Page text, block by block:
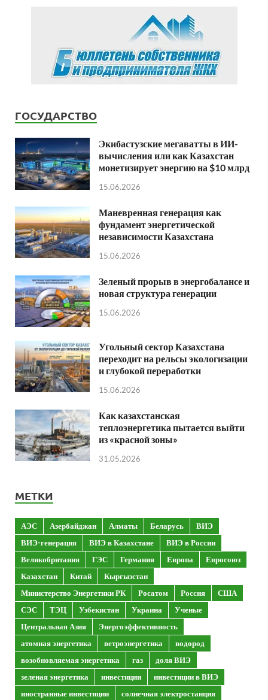
ГОСУДАРСТВО
Экибастузские мегаватты в ИИ-
вычисления или как Казахстан
монетизирует энергию на $10 млрд
15.06.2026
Маневренная генерация как
фундамент энергетической
независимости Казахстана
15.06.2026
Зеленый прорыв в энергобалансе и
новая структура генерации
15.06.2026
Угольный сектор Казахстана
переходит на рельсы экологизации
и глубокой переработки
15.06.2026
Как казахстанская
теплоэнергетика пытается выйти
из «красной зоны»
31.05.2026
МЕТКИ
АЭС Азербайджан Алматы Беларусь
ВИЭ
ВИЭ-генерация
ВИЭ в Казахстане
ВИЭ в России
Великобритания
ГЭС Германия Европа
Евросоюз
Казахстан
Китай
Кыргызстан
Министерство Энергетики РК
Росатом Россия
США
СЭС
ТЭЦ Узбекистан Украина
Ученые
Центральная Азия
Энергоэффективность
атомная энергетика
ветроэнергетика
водород
возобновляемая энергетика
газ
доля ВИЭ
зеленая энергетика
инвестиции
инвестиции в ВИЭ
иностранные инвестиции
солнечная электростанция